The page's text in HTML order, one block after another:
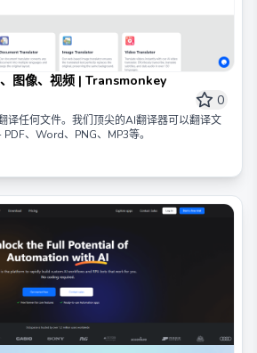
图像、视频 | Transmonkey
0
译任何文件。我们顶尖的AI翻译器可以翻译文
、Word、PNG、MP3等。